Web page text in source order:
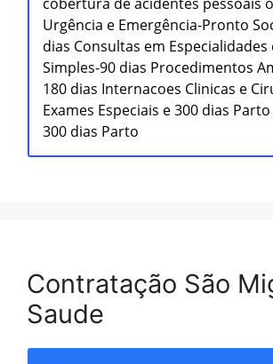
Urgência e Emergência-Pronto
dias Consultas em Especialidades
Simples-90 dias Procedimentos
180 dias Internacoes Clinicas e
Exames Especiais e 300 dias
300 dias Parto
Contratação São
Saude